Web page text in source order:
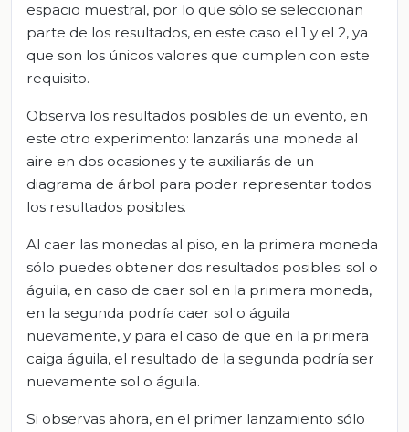
espacio muestral, por lo que sólo se seleccionan
parte de los resultados, en este caso el 1 y el 2, ya
que son los únicos valores que cumplen con este
requisito.
Observa los resultados posibles de un evento, en
este otro experimento: lanzarás una moneda al
aire en dos ocasiones y te auxiliarás de un
diagrama de árbol para poder representar todos
los resultados posibles.
Al caer las monedas al piso, en la primera moneda
sólo puedes obtener dos resultados posibles: sol o
águila, en caso de caer sol en la primera moneda,
en la segunda podría caer sol o águila
nuevamente, y para el caso de que en la primera
caiga águila, el resultado de la segunda podría ser
nuevamente sol o águila.
Si observas ahora, en el primer lanzamiento sólo